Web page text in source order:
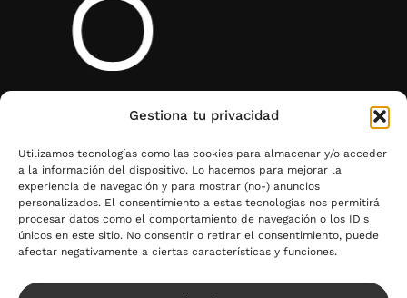
Gestiona tu privacidad
Utilizamos tecnologías como las cookies para almacenar y/o acceder
a la información del dispositivo. Lo hacemos para mejorar la
experiencia de navegación y para mostrar (no-) anuncios
personalizados. El consentimiento a estas tecnologías nos permitirá
procesar datos como el comportamiento de navegación o los ID's
únicos en este sitio. No consentir o retirar el consentimiento, puede
afectar negativamente a ciertas características y funciones.